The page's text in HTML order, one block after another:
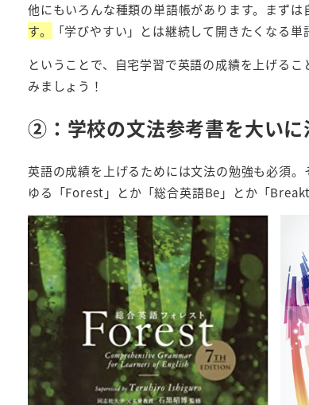
他にもいろんな種類の単語帳があります。まずは
す。
「学びやすい」とは継続して開きたくなる
ということで、自宅学習で英語の成績を上げる
みましょう！
②：学校の文法参考書を大いに
英語の成績を上げるためには文法の勉強も必須
ゆる「Forest」とか「総合英語Be」とか「